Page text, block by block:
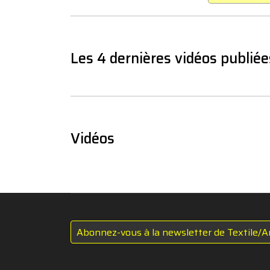
Les 4 dernières vidéos
Vidéos
Abonnez-vous à la newsletter de Textile/